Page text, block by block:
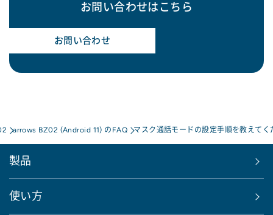
お問い合わせはこちら
お問い合わせ
arrows BZ02 (Android 11) のFAQ マスク通話モードの設定手順を教えて
製品
使い方